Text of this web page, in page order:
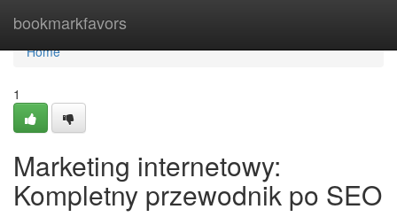
bookmarkfavors
Home
Home
1
Marketing internetowy:
Kompletny przewodnik po SEO